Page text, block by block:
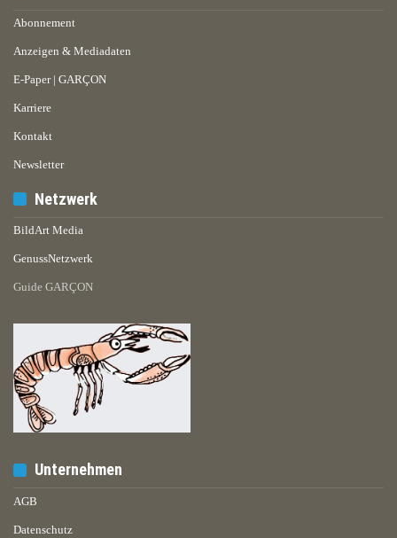
Abonnement
Anzeigen & Mediadaten
E-Paper | GARÇON
Karriere
Kontakt
Newsletter
Netzwerk
BildArt Media
GenussNetzwerk
Guide GARÇON
Unternehmen
AGB
Datenschutz